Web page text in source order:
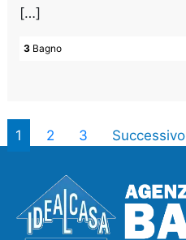
[…]
3 Bagno
1 2 3 Successivo